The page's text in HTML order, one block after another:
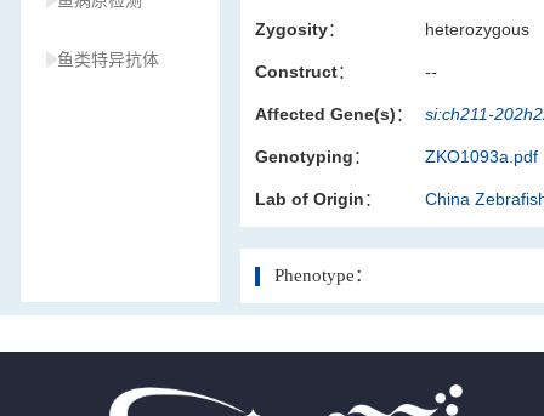
鱼类特异抗体
Zygosity： heterozygous
Construct： --
Affected Gene(s)： si:ch211-
Genotyping： ZKO1093a.pdf
Lab of Origin： China
Phenotype：